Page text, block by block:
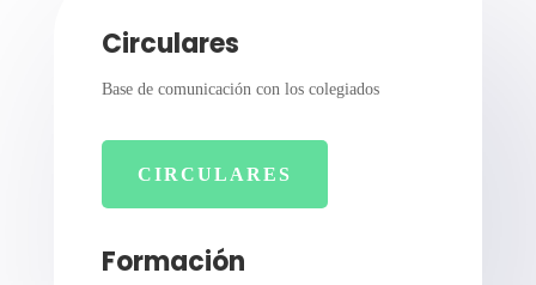
Circulares
Base de comunicación con los colegiados
CIRCULARES
Formación